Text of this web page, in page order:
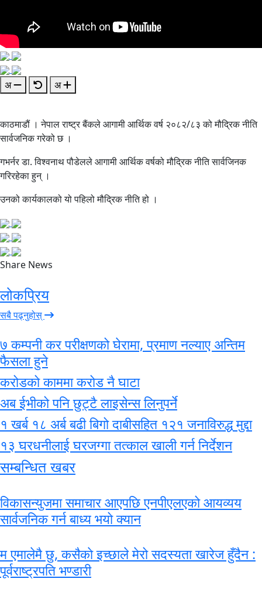
अ अ
काठमाडौं । नेपाल राष्ट्र बैंकले आगामी आर्थिक वर्ष २०८२/८३ को मौद्रिक नीति
सार्वजनिक गरेको छ ।
गभर्नर डा. विश्वनाथ पौडेलले आगामी आर्थिक वर्षको मौद्रिक नीति सार्वजिनक
गरिरहेका हुन् ।
उनको कार्यकालको यो पहिलो मौद्रिक नीति हो ।
Share News
लोकप्रिय
सबै पढ्नुहोस्
७ कम्पनी कर परीक्षणको घेरामा, प्रमाण नल्याए अन्तिम
फैसला हुने
करोडको काममा करोड नै घाटा
अब ईभीको पनि छुट्टै लाइसेन्स लिनुपर्ने
१ खर्ब १८ अर्ब बढी बिगो दाबीसहित १२१ जनाविरुद्ध मुद्दा
१३ घरधनीलाई घरजग्गा तत्काल खाली गर्न निर्देशन
सम्बन्धित खबर
विकासन्युजमा समाचार आएपछि एनपीएलएको आयव्यय
सार्वजनिक गर्न बाध्य भयो क्यान
म एमालेमै छु, कसैकाे इच्छाले मेरो सदस्यता खारेज हुँदैन :
पूर्वराष्ट्रपति भण्डारी